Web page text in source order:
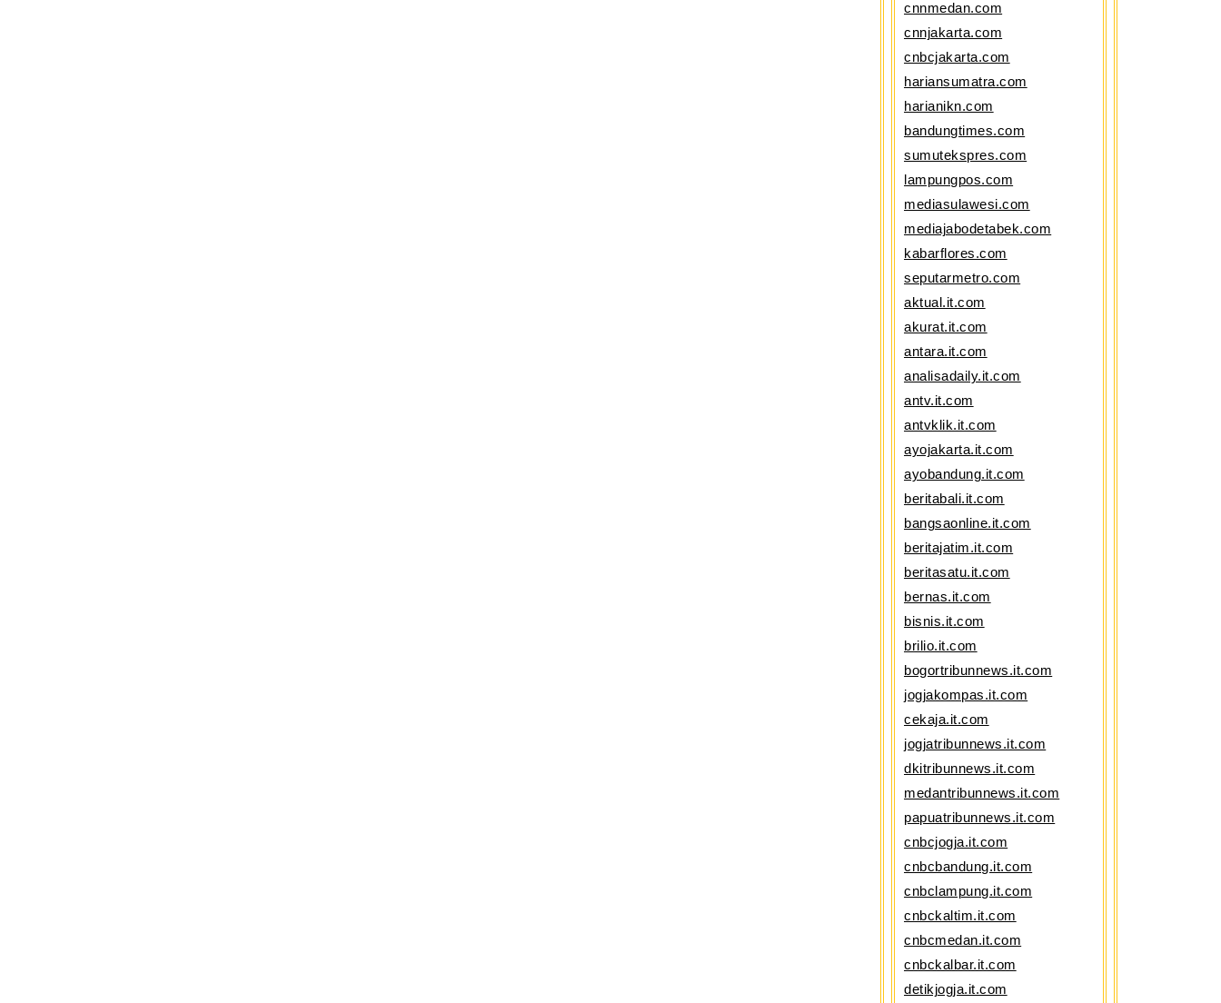
cnnmedan.com
cnnjakarta.com
cnbcjakarta.com
hariansumatra.com
harianikn.com
bandungtimes.com
sumutekspres.com
lampungpos.com
mediasulawesi.com
mediajabodetabek.com
kabarflores.com
seputarmetro.com
aktual.it.com
akurat.it.com
antara.it.com
analisadaily.it.com
antv.it.com
antvklik.it.com
ayojakarta.it.com
ayobandung.it.com
beritabali.it.com
bangsaonline.it.com
beritajatim.it.com
beritasatu.it.com
bernas.it.com
bisnis.it.com
brilio.it.com
bogortribunnews.it.com
jogjakompas.it.com
cekaja.it.com
jogjatribunnews.it.com
dkitribunnews.it.com
medantribunnews.it.com
papuatribunnews.it.com
cnbcjogja.it.com
cnbcbandung.it.com
cnbclampung.it.com
cnbckaltim.it.com
cnbcmedan.it.com
cnbckalbar.it.com
detikjogja.it.com